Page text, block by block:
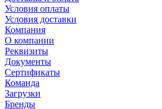
Условия оплаты
Условия доставки
Компания
О компании
Реквизиты
Документы
Сертификаты
Команда
Загрузки
Бренды